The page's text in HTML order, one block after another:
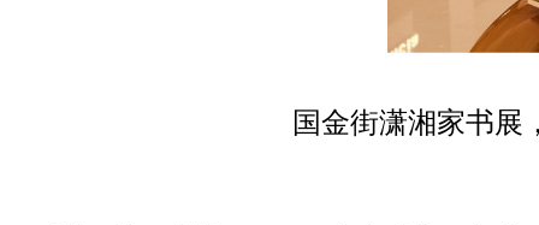
国金街潇湘家书展